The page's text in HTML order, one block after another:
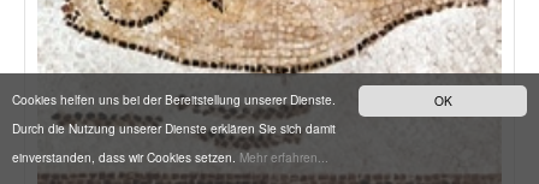
OK
Cookies helfen uns bei der Bereitstellung unserer Dienste.
Durch die Nutzung unserer Dienste erklären Sie sich damit
einverstanden, dass wir Cookies setzen. Mehr erfahren...